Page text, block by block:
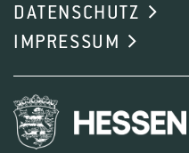
DATENSCHUTZ
IMPRESSUM